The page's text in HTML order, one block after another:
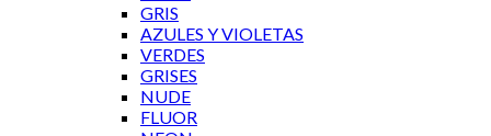
GRIS
AZULES Y VIOLETAS
VERDES
GRISES
NUDE
FLUOR